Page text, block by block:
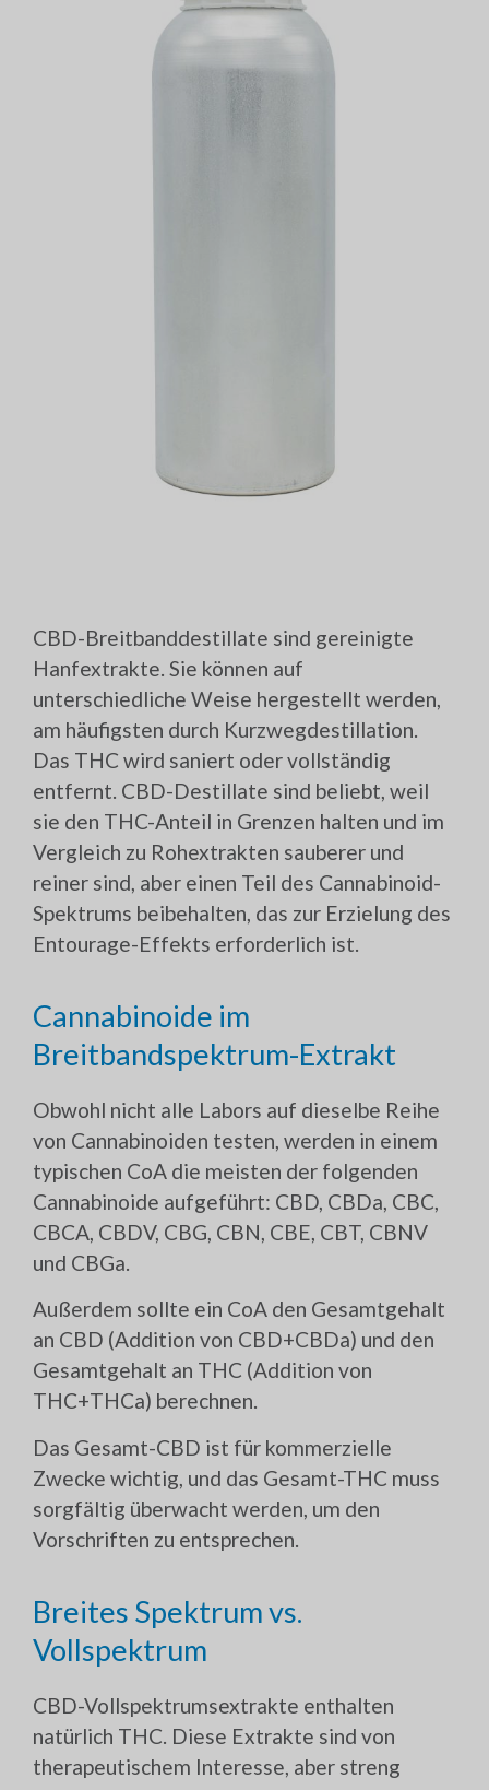
CBD-Breitbanddestillate sind gereinigte
Hanfextrakte. Sie können auf
unterschiedliche Weise hergestellt werden,
am häufigsten durch Kurzwegdestillation.
Das THC wird saniert oder vollständig
entfernt. CBD-Destillate sind beliebt, weil
sie den THC-Anteil in Grenzen halten und im
Vergleich zu Rohextrakten sauberer und
reiner sind, aber einen Teil des Cannabinoid-
Spektrums beibehalten, das zur Erzielung des
Entourage-Effekts erforderlich ist.
Cannabinoide im
Breitbandspektrum-Extrakt
Obwohl nicht alle Labors auf dieselbe Reihe
von Cannabinoiden testen, werden in einem
typischen CoA die meisten der folgenden
Cannabinoide aufgeführt: CBD, CBDa, CBC,
CBCA, CBDV, CBG, CBN, CBE, CBT, CBNV
und CBGa.
Außerdem sollte ein CoA den Gesamtgehalt
an CBD (Addition von CBD+CBDa) und den
Gesamtgehalt an THC (Addition von
THC+THCa) berechnen.
Das Gesamt-CBD ist für kommerzielle
Zwecke wichtig, und das Gesamt-THC muss
sorgfältig überwacht werden, um den
Vorschriften zu entsprechen.
Breites Spektrum vs.
Vollspektrum
CBD-Vollspektrumsextrakte enthalten
natürlich THC. Diese Extrakte sind von
therapeutischem Interesse, aber streng